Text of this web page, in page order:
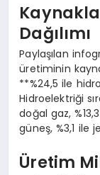
Dağılımı
Paylaşılan
üretiminin
**%24,5 ile
Hidroelektriği
doğal gaz,
güneş, %3,1 ile
Üretim